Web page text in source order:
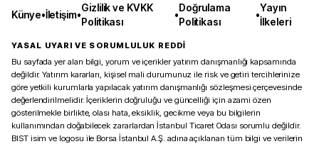
Künye•İletişim•
Gizlilik ve KVKK
Politikası
•
Doğrulama
Politikası
•
Yayın
İlkeleri
YASAL UYARI VE SORUMLULUK REDDİ
Bu sayfada yer alan bilgi, yorum ve içerikler yatırım danışmanlığı kapsamında
değildir. Yatırım kararları, kişisel mali durumunuz ile risk ve getiri tercihlerinize
göre yetkili kurumlarla yapılacak yatırım danışmanlığı sözleşmesi çerçevesinde
değerlendirilmelidir. İçeriklerin doğruluğu ve güncelliği için azami özen
gösterilmekle birlikte, olası hata, eksiklik, gecikme veya bu bilgilerin
kullanımından doğabilecek zararlardan İstanbul Ticaret Odası sorumlu değildir.
BIST isim ve logosu ile Borsa İstanbul A.Ş. adına açıklanan tüm bilgi ve verilerin